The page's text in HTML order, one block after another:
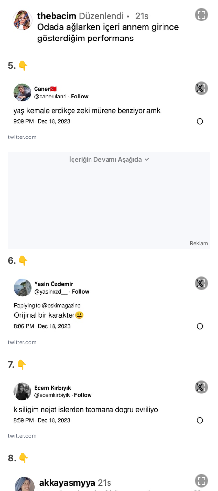
5. 👇
twitter.com
İçeriğin Devamı Aşağıda
Reklam
6. 👇
twitter.com
7. 👇
twitter.com
8. 👇